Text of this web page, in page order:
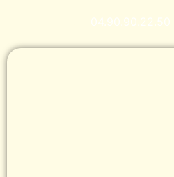
04.90.90.22.50